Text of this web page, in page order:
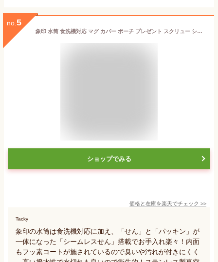
no. 5
象印 水筒 食洗機対応 マグ カバー ポーチ プレゼント スクリュー シームレスせん おしゃれ SU-AA48 480ml 保温 保冷 ステンレスボトル 軽量 スポーツドリンクOK
ショップでみる
価格と在庫を楽天でチェック >>
Tacky
象印の水筒は食洗機対応に加え、「せん」と「パッキン」が
一体になった「シームレスせん」搭載でお手入れ楽々！内面
もフッ素コートが施されているので臭いや汚れが付きにくく